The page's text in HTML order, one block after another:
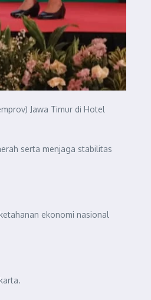
Jawa Timur di Hotel
serta menjaga stabilitas
ekonomi nasional